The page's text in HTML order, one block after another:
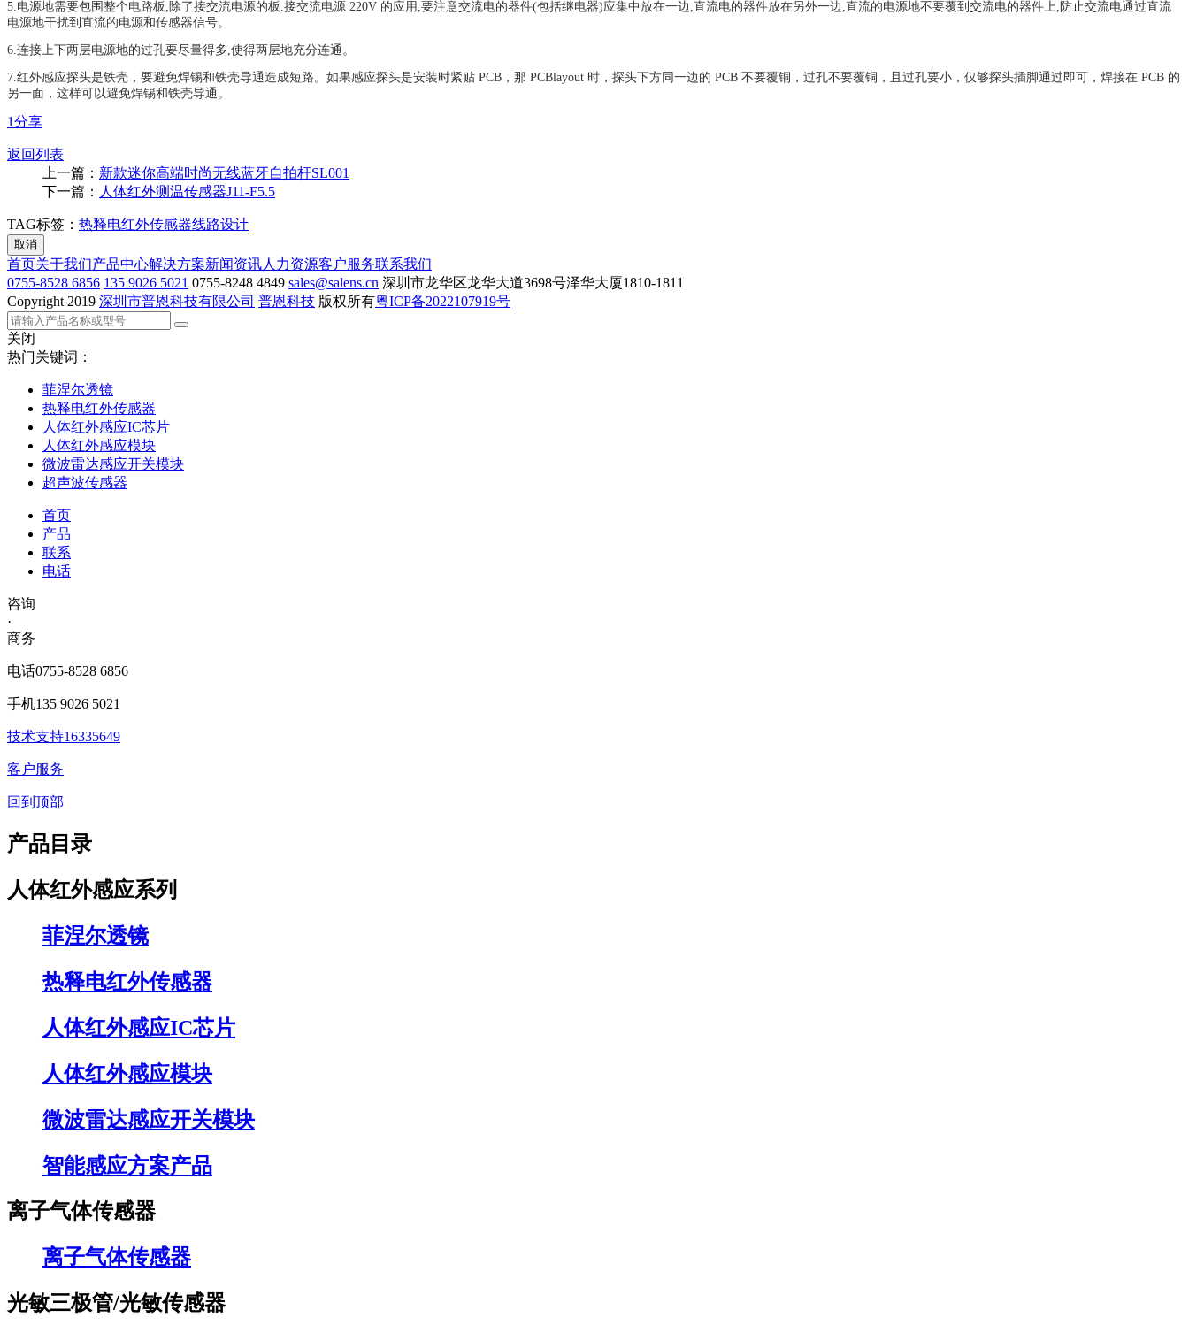
5.电源地需要包围整个电路板,除了接交流电源的板.接交流电源 220V 的应用,要注意交流电的器件(包括继电器)应集中放在一边,直流电的器件放在另外一边,直流的电源地不要覆到交流电的器件上,防止交流电通过直流
电源地干扰到直流的电源和传感器信号。
6.连接上下两层电源地的过孔要尽量得多,使得两层地充分连通。
7.红外感应探头是铁壳，要避免焊锡和铁壳导通造成短路。如果感应探头是安装时紧贴 PCB，那 PCBlayout 时，探头下方同一边的 PCB 不要覆铜，过孔不要覆铜，且过孔要小，仅够探头插脚通过即可，焊接在 PCB 的
另一面，这样可以避免焊锡和铁壳导通。
1分享
返回列表
上一篇： 新款迷你高端时尚无线蓝牙自拍杆SL001
下一篇： 人体红外测温传感器J11-F5.5
TAG标签： 热释电红外传感器线路设计
取消
首页关于我们产品中心解决方案新闻资讯人力资源客户服务联系我们
0755-8528 6856 135 9026 5021 0755-8248 4849 sales@salens.cn 深圳市龙华区龙华大道3698号泽华大厦1810-1811
Copyright 2019 深圳市普恩科技有限公司 普恩科技 版权所有粤ICP备2022107919号
关闭
热门关键词：
菲涅尔透镜
热释电红外传感器
人体红外感应IC芯片
人体红外感应模块
微波雷达感应开关模块
超声波传感器
首页
产品
联系
电话
咨询
·
商务
电话0755-8528 6856
手机135 9026 5021
技术支持16335649
客户服务
回到顶部
产品目录
人体红外感应系列
菲涅尔透镜
热释电红外传感器
人体红外感应IC芯片
人体红外感应模块
微波雷达感应开关模块
智能感应方案产品
离子气体传感器
离子气体传感器
光敏三极管/光敏传感器